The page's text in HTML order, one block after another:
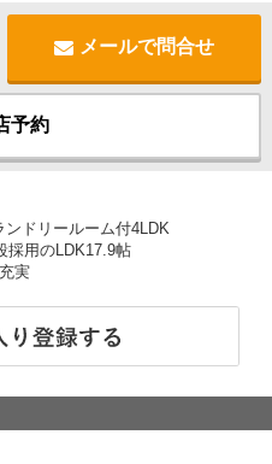
メールで問合せ
予約
ドリールーム付4LDK
採用のLDK17.9帖
実